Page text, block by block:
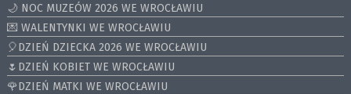
🌙 NOC MUZEÓW 2026 WE WROCŁAWIU
💌 WALENTYNKI WE WROCŁAWIU
🎈DZIEŃ DZIECKA 2026 WE WROCŁAWIU
🌷DZIEŃ KOBIET WE WROCŁAWIU
🌹DZIEŃ MATKI WE WROCŁAWIU